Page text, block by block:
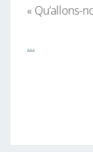
« Qu’allons-
…